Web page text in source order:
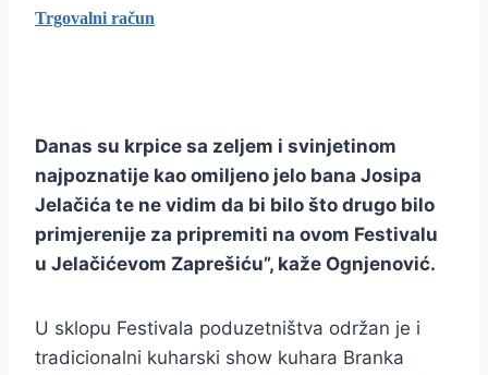
Trgovalni račun
Danas su krpice sa zeljem i svinjetinom
najpoznatije kao omiljeno jelo bana Josipa
Jelačića te ne vidim da bi bilo što drugo bilo
primjerenije za pripremiti na ovom Festivalu
u Jelačićevom Zaprešiću”, kaže Ognjenović.
U sklopu Festivala poduzetništva održan je i
tradicionalni kuharski show kuhara Branka